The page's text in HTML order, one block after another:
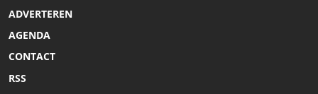
ADVERTEREN
AGENDA
CONTACT
RSS